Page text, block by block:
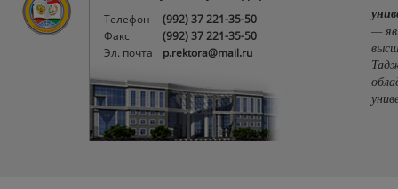
Телефон
(992) 37 221-35-50
Факс
(992) 37 221-35-50
Эл. почта
p.rektora@mail.ru
—